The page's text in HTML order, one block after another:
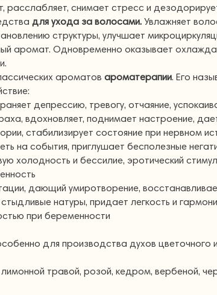
расслабляет, снимает стресс и
для ухода за волосами. Увлажняет
структуры, улучшает
аромат. Одновременно оказывает
ароматов ароматерапии. Его
депрессию, тревогу, отчаяние,
вдохновляет, поднимает настроение,
стабилизирует состояние при нервном
на события, приглушает бесполезные
холодность и бессилие, эротический
дающий умиротворение,
натуры, придает легкость и
при беременности
для производства духов цветочного
травой, розой, кедром, вербеной,